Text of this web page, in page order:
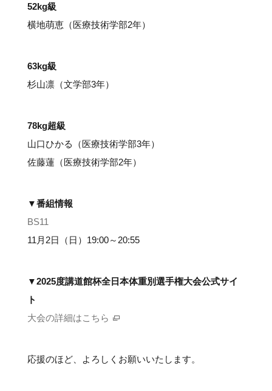
#スポーツ局からのお知らせ
#メディア情報#キャンプ
52kg級
横地萌恵（医療技術学部2年）
63kg級
杉山凛（文学部3年）
78kg超級
山口ひかる（医療技術学部3年）
佐藤蓮（医療技術学部2年）
▼番組情報
BS11
11月2日（日）19:00～20:55
▼2025度講道館杯全日本体重別選手権大会公式サイ
ト
大会の詳細はこちら
応援のほど、よろしくお願いいたします。